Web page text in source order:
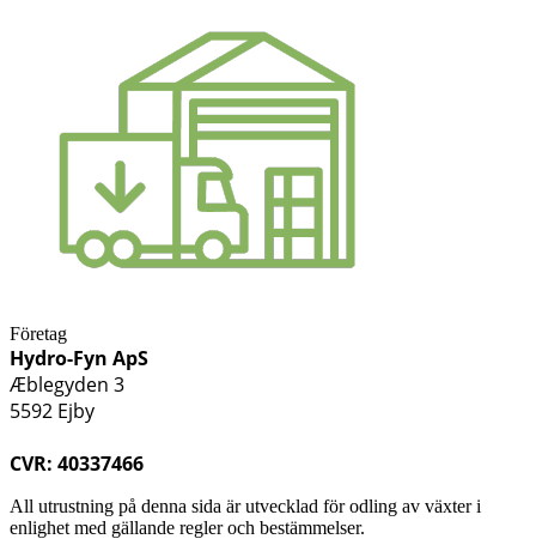
Företag
Hydro-Fyn ApS
Æblegyden 3
5592 Ejby
CVR: 40337466
All utrustning på denna sida är utvecklad för odling av växter i
enlighet med gällande regler och bestämmelser.